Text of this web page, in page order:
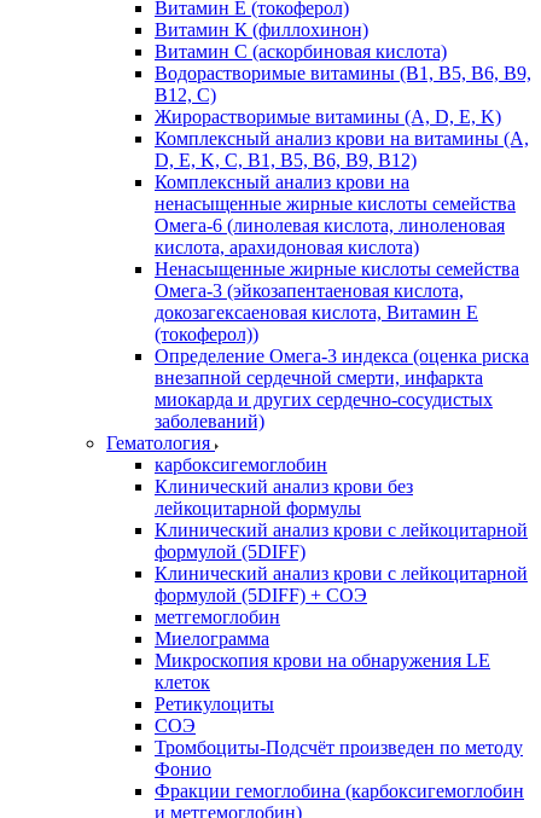
Витамин Е (токоферол)
Витамин К (филлохинон)
Витамин С (аскорбиновая кислота)
Водорастворимые витамины (B1, B5, B6, В9,
В12, С)
Жирорастворимые витамины (A, D, E, K)
Комплексный анализ крови на витамины (A,
D, E, K, C, B1, B5, B6, В9, B12)
Комплексный анализ крови на
ненасыщенные жирные кислоты семейства
Омега-6 (линолевая кислота, линоленовая
кислота, арахидоновая кислота)
Ненасыщенные жирные кислоты семейства
Омега-3 (эйкозапентаеновая кислота,
докозагексаеновая кислота, Витамин E
(токоферол))
Определение Омега-3 индекса (оценка риска
внезапной сердечной смерти, инфаркта
миокарда и других сердечно-сосудистых
заболеваний)
Гематология
карбоксигемоглобин
Клинический анализ крови без
лейкоцитарной формулы
Клинический анализ крови с лейкоцитарной
формулой (5DIFF)
Клинический анализ крови с лейкоцитарной
формулой (5DIFF) + СОЭ
метгемоглобин
Миелограмма
Микроскопия крови на обнаружения LE
клеток
Ретикулоциты
СОЭ
Тромбоциты-Подсчёт произведен по методу
Фонио
Фракции гемоглобина (карбоксигемоглобин
и метгемоглобин)